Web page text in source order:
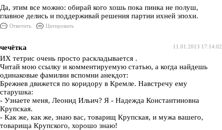
Да, этим все можно: обирай кого хошь пока пинка не полуш,
главное делись и поддерживай решения партии ихней эпохи.
Ответить Цитировать
11.01.2013 17:14:02
чечётка
ИХ тетрис очень просто раскладывается .
Читай мою ссылку и комментируемую статью, а когда найдешь
одинаковые фамилии вспомни анекдот:
Брежнев движется по коридору в Кремле. Навстречу ему
старушка:
- Узнаете меня, Леонид Ильич? Я - Надежда Константиновна
Крупская.
- Как же, как же, знаю вас, товарищ Крупская, и мужа вашего,
товарища Крупского, хорошо знаю!